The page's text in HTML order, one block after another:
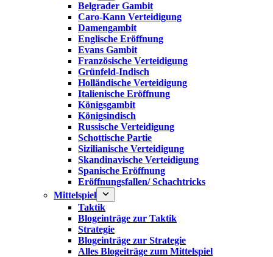
Belgrader Gambit
Caro-Kann Verteidigung
Damengambit
Englische Eröffnung
Evans Gambit
Französische Verteidigung
Grünfeld-Indisch
Holländische Verteidigung
Italienische Eröffnung
Königsgambit
Königsindisch
Russische Verteidigung
Schottische Partie
Sizilianische Verteidigung
Skandinavische Verteidigung
Spanische Eröffnung
Eröffnungsfallen/ Schachtricks
Mittelspiel
Taktik
Blogeinträge zur Taktik
Strategie
Blogeinträge zur Strategie
Alles Blogeiträge zum Mittelspiel